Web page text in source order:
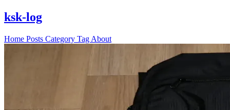
ksk-log
Home Posts Category Tag About